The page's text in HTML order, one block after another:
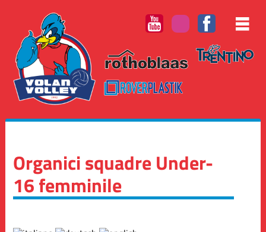
Organici squadre Under-
16 femminile